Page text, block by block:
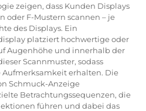
zeigen, dass Kunden Displays
oder F-Mustern scannen – je
des Displays. Ein
platziert hochwertige oder
Augenhöhe und innerhalb der
Scannmuster, sodass
erhalten. Die
Schmuck-Anzeige
Betrachtungssequenzen, die
führen und dabei das